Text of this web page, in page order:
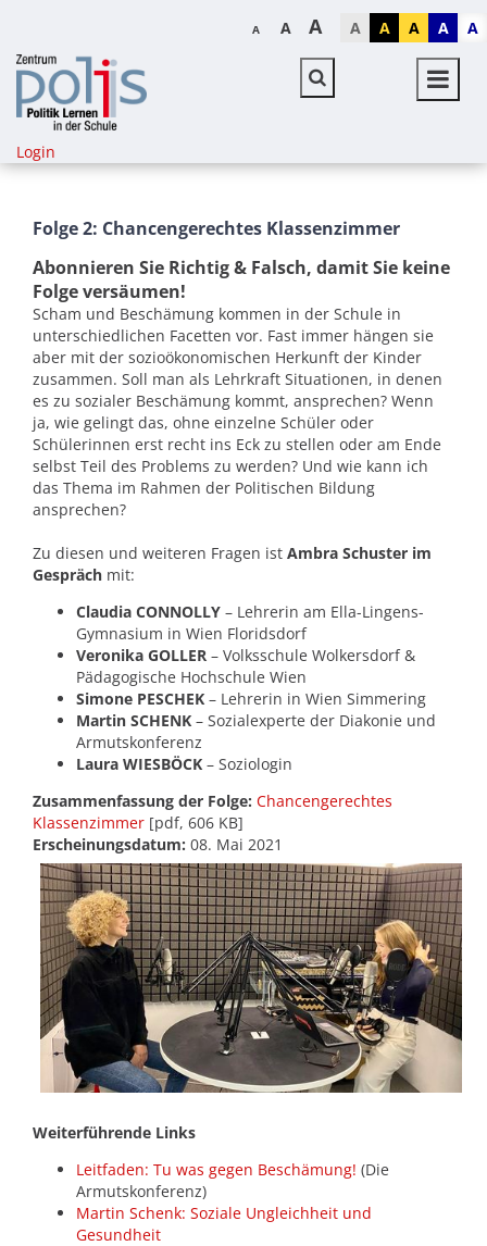
A A A A A A A A
Login
Folge 2: Chancengerechtes Klassenzimmer
Abonnieren Sie Richtig & Falsch, damit Sie keine
Folge versäumen!
Scham und Beschämung kommen in der Schule in
unterschiedlichen Facetten vor. Fast immer hängen sie
aber mit der sozioökonomischen Herkunft der Kinder
zusammen. Soll man als Lehrkraft Situationen, in denen
es zu sozialer Beschämung kommt, ansprechen? Wenn
ja, wie gelingt das, ohne einzelne Schüler oder
Schülerinnen erst recht ins Eck zu stellen oder am Ende
selbst Teil des Problems zu werden? Und wie kann ich
das Thema im Rahmen der Politischen Bildung
ansprechen?
Zu diesen und weiteren Fragen ist Ambra Schuster im
Gespräch mit:
Claudia CONNOLLY – Lehrerin am Ella-Lingens-
Gymnasium in Wien Floridsdorf
Veronika GOLLER – Volksschule Wolkersdorf &
Pädagogische Hochschule Wien
Simone PESCHEK – Lehrerin in Wien Simmering
Martin SCHENK – Sozialexperte der Diakonie und
Armutskonferenz
Laura WIESBÖCK – Soziologin
Zusammenfassung der Folge: Chancengerechtes
Klassenzimmer [pdf, 606 KB]
Erscheinungsdatum: 08. Mai 2021
Weiterführende Links
Leitfaden: Tu was gegen Beschämung! (Die
Armutskonferenz)
Martin Schenk: Soziale Ungleichheit und
Gesundheit